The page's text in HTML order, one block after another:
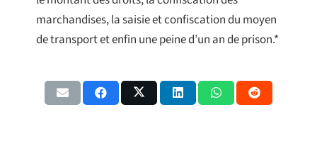
marchandises, la saisie et confiscation du moyen
de transport et enfin une peine d’un an de prison.*